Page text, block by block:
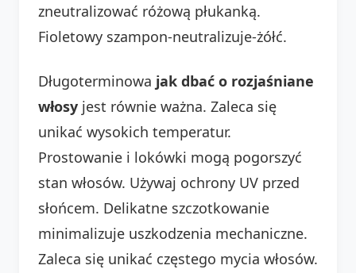
zneutralizować różową płukanką.
Fioletowy szampon-neutralizuje-żółć.
Długoterminowa jak dbać o rozjaśniane
włosy jest równie ważna. Zaleca się
unikać wysokich temperatur.
Prostowanie i lokówki mogą pogorszyć
stan włosów. Używaj ochrony UV przed
słońcem. Delikatne szczotkowanie
minimalizuje uszkodzenia mechaniczne.
Zaleca się unikać częstego mycia włosów.